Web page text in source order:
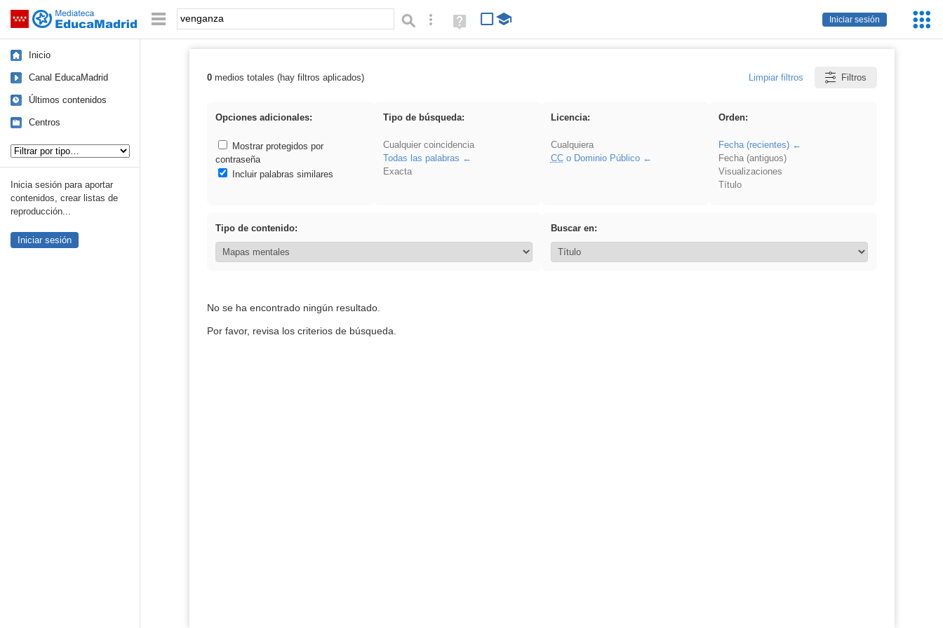
Saltar navegación
Iniciar sesión
Palabra o frase: Búsqueda avanzada
Ayuda
(en
Inicio
Canal EducaMadrid
Últimos contenidos
Centros
Inicia sesión para aportar
contenidos, crear listas de
reproducción...
Iniciar sesión
Resultados de: venganza
0medios totales (hay filtros aplicados) Limpiar filtros Filtros
Opciones adicionales:
Mostrar protegidos por
contraseña
Incluir palabras similares
Tipo de búsqueda:
Cualquier coincidencia
Todas las palabras
Exacta
Licencia:
Cualquiera
CCo Dominio Público
Orden:
Fecha (recientes)
Fecha (antiguos)
Visualizaciones
Título
Tipo de contenido: Buscar en:
No se ha encontrado ningún resultado.
Por favor, revisa los criterios de búsqueda.